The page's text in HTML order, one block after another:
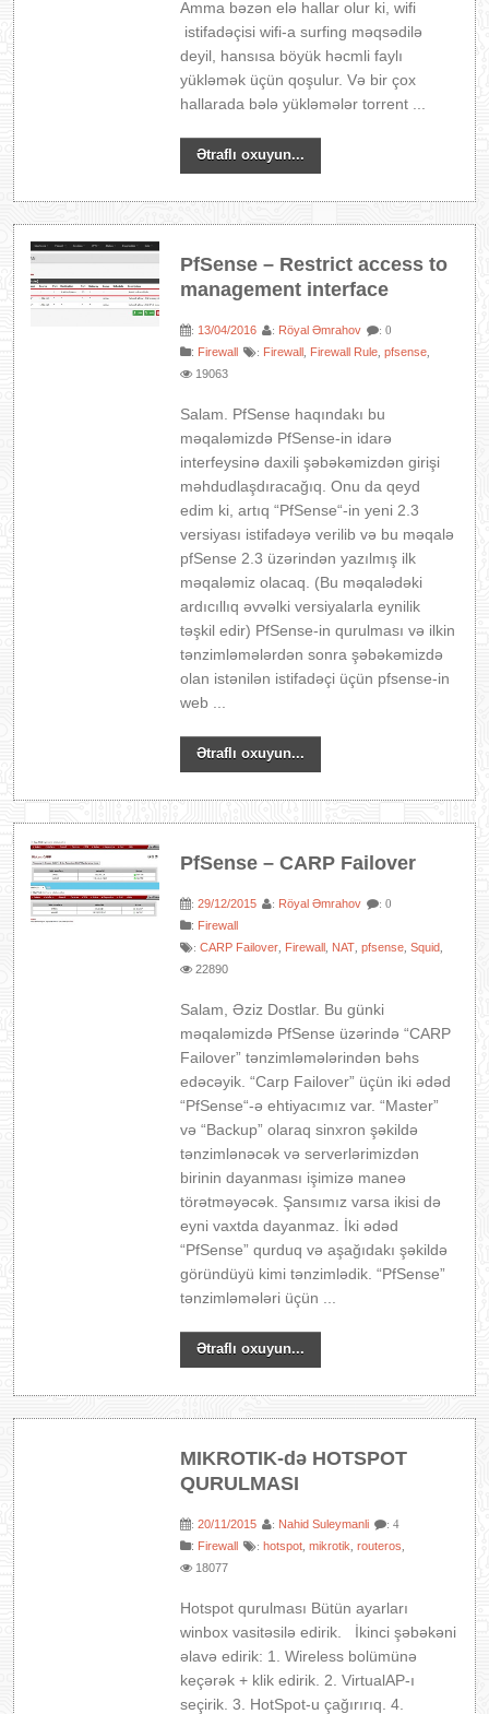
Amma bəzən elə hallar olur ki, wifi
istifadəçisi wifi-a surfing məqsədilə
deyil, hansısa böyük həcmli faylı
yükləmək üçün qoşulur. Və bir çox
hallarada bələ yükləmələr torrent ...
Ətraflı oxuyun...
PfSense – Restrict access to
management interface
: 13/04/2016 : Röyal Əmrahov : 0
: Firewall : Firewall Firewall Rule ,pfsense
19063
Salam. PfSense haqındakı bu
məqaləmizdə PfSense-in idarə
interfeysinə daxili şəbəkəmizdən girişi
məhdudlaşdıracağıq. Onu da qeyd
edim ki, artıq “PfSense“-in yeni 2.3
versiyası istifadəyə verilib və bu məqalə
pfSense 2.3 üzərindən yazılmış ilk
məqaləmiz olacaq. (Bu məqalədəki
ardıcıllıq əvvəlki versiyalarla eynilik
təşkil edir) PfSense-in qurulması və ilkin
tənzimləmələrdən sonra şəbəkəmizdə
olan istənilən istifadəçi üçün pfsense-in
web ...
Ətraflı oxuyun...
PfSense – CARP Failover
:29/12/2015 : Röyal Əmrahov : 0
: Firewall
:CARP Failover Firewall NAT ,pfsense ,Squid
22890
Salam, Əziz Dostlar. Bu günki
məqaləmizdə PfSense üzərində “CARP
Failover” tənzimləmələrindən bəhs
edəcəyik. “Carp Failover” üçün iki ədəd
“PfSense“-ə ehtiyacımız var. “Master”
və “Backup” olaraq sinxron şəkildə
tənzimlənəcək və serverlərimizdən
birinin dayanması işimizə maneə
törətməyəcək. Şansımız varsa ikisi də
eyni vaxtda dayanmaz. İki ədəd
“PfSense” qurduq və aşağıdakı şəkildə
göründüyü kimi tənzimlədik. “PfSense”
tənzimləmələri üçün ...
Ətraflı oxuyun...
MIKROTIK-də HOTSPOT
QURULMASI
:20/11/2015 : Nahid Suleymanli : 4
: Firewall : hotspot ,mikrotik ,routeros
18077
Hotspot qurulması Bütün ayarları
winbox vasitəsilə edirik. İkinci şəbəkəni
əlavə edirik: 1. Wireless bolümünə
keçərək + klik edirik. 2. VirtualAP-ı
seçirik. 3. HotSpot-u çağırırıq. 4.